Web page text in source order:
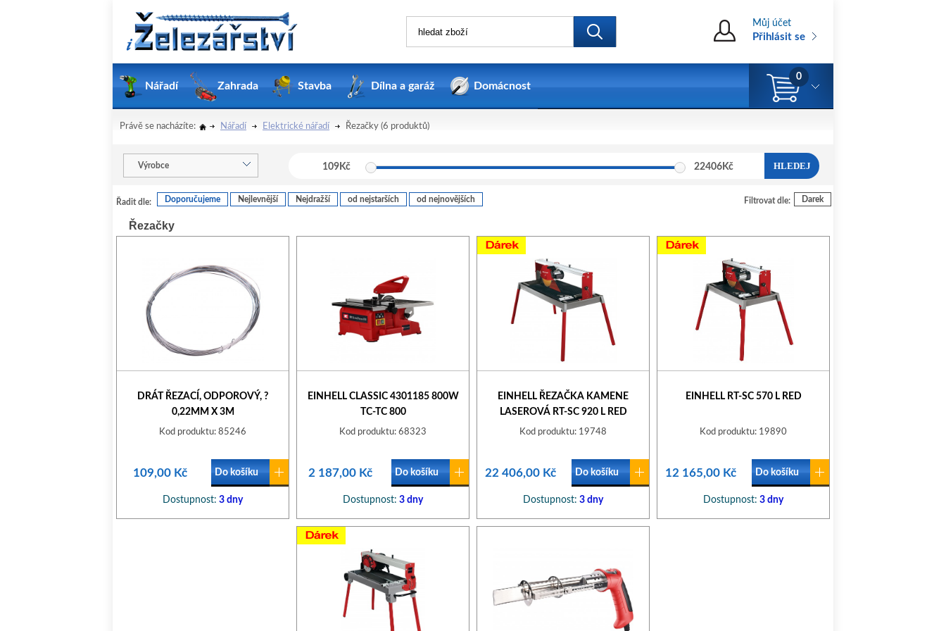
Můj účet
Přihlásit se
Nářadí Zahrada Stavba Dílna a garáž Domácnost
0
Právě se nacházíte: Nářadí Elektrické nářadí Řezačky (6 produktů)
Výrobce 109Kč 22406Kč HLEDEJ
Filtrovat dle: Darek
Řadit dle: Doporučujeme Nejlevnější Nejdražší od nejstarších od nejnovějších
Řezačky
DRÁT ŘEZACÍ, ODPOROVÝ, ?
0,22MM X 3M
Kod produktu: 85246
109,00 Kč Do košíku
Dostupnost: 3 dny
EINHELL CLASSIC 4301185 800W
TC-TC 800
Kod produktu: 68323
2 187,00 Kč Do košíku
Dostupnost: 3 dny
EINHELL ŘEZAČKA KAMENE
LASEROVÁ RT-SC 920 L RED
Kod produktu: 19748
22 406,00 Kč Do košíku
Dostupnost: 3 dny
EINHELL RT-SC 570 L RED
Kod produktu: 19890
12 165,00 Kč Do košíku
Dostupnost: 3 dny